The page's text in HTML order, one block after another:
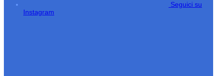
Seguici su
Instagram